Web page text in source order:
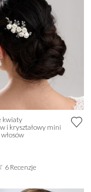
kwiaty
i kryształowy mini
6 Recenzje